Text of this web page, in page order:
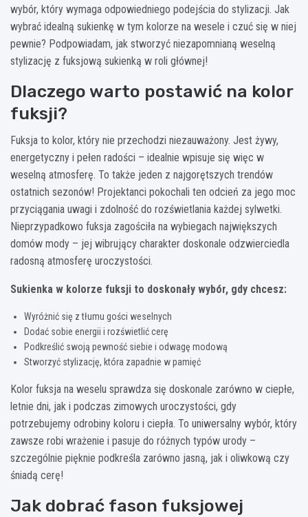
wybór, który wymaga odpowiedniego podejścia do stylizacji. Jak
wybrać idealną sukienkę w tym kolorze na wesele i czuć się w niej
pewnie? Podpowiadam, jak stworzyć niezapomnianą weselną
stylizację z fuksjową sukienką w roli głównej!
Dlaczego warto postawić na kolor
fuksji?
Fuksja to kolor, który nie przechodzi niezauważony. Jest żywy,
energetyczny i pełen radości – idealnie wpisuje się więc w
weselną atmosferę. To także jeden z najgorętszych trendów
ostatnich sezonów! Projektanci pokochali ten odcień za jego moc
przyciągania uwagi i zdolność do rozświetlania każdej sylwetki.
Nieprzypadkowo fuksja zagościła na wybiegach największych
domów mody – jej wibrujący charakter doskonale odzwierciedla
radosną atmosferę uroczystości.
Sukienka w kolorze fuksji to doskonały wybór, gdy chcesz:
Wyróżnić się z tłumu gości weselnych
Dodać sobie energii i rozświetlić cerę
Podkreślić swoją pewność siebie i odwagę modową
Stworzyć stylizację, która zapadnie w pamięć
Kolor fuksja na weselu sprawdza się doskonale zarówno w ciepłe,
letnie dni, jak i podczas zimowych uroczystości, gdy
potrzebujemy odrobiny koloru i ciepła. To uniwersalny wybór, który
zawsze robi wrażenie i pasuje do różnych typów urody –
szczególnie pięknie podkreśla zarówno jasną, jak i oliwkową czy
śniadą cerę!
Jak dobrać fason fuksjowej